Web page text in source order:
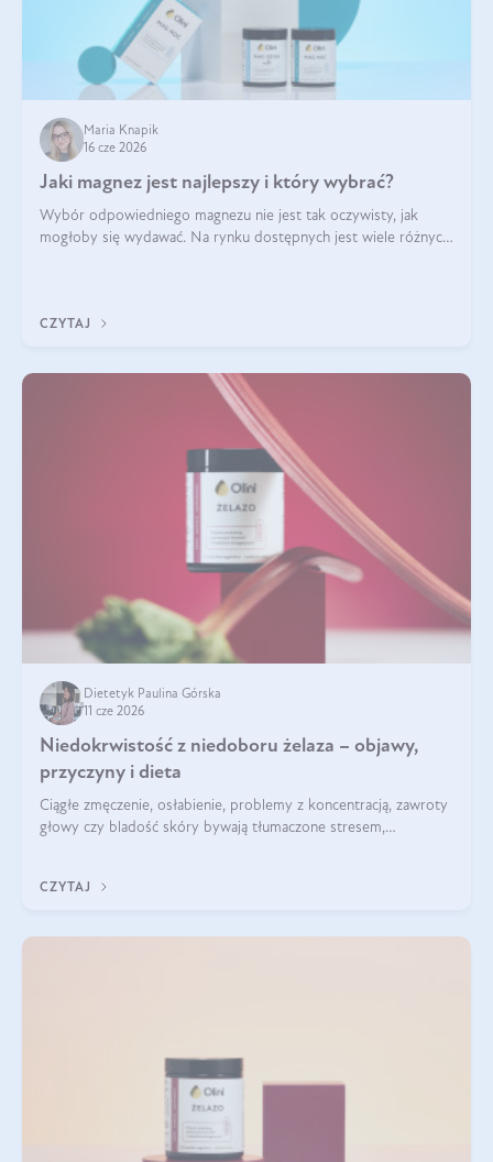
Maria Knapik
16 cze 2026
Jaki magnez jest najlepszy i który wybrać?
Wybór odpowiedniego magnezu nie jest tak oczywisty, jak
mogłoby się wydawać. Na rynku dostępnych jest wiele różnych
CZYTAJ
Dietetyk Paulina Górska
11 cze 2026
Niedokrwistość z niedoboru żelaza – objawy,
przyczyny i dieta
Ciągłe zmęczenie, osłabienie, problemy z koncentracją, zawroty
głowy czy bladość skóry bywają tłumaczone stresem,
CZYTAJ